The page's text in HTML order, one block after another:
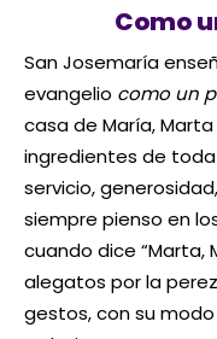
Como
San Josemaría
evangelio como un
casa de María,
ingredientes de
servicio,
siempre pienso en
cuando dice “Marta,
alegatos por la
gestos, con su